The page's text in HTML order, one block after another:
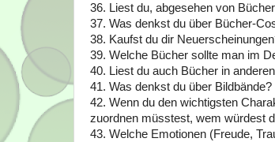
36. Liest du, abgesehen von
37. Was denkst du über Bücher-
38. Kaufst du dir
39. Welche Bücher sollte man im
40. Liest du auch Bücher in
41. Was denkst du über Bildbände?
42. Wenn du den wichtigsten
zuordnen müsstest, wem würdest
43. Welche Emotionen (Freude,